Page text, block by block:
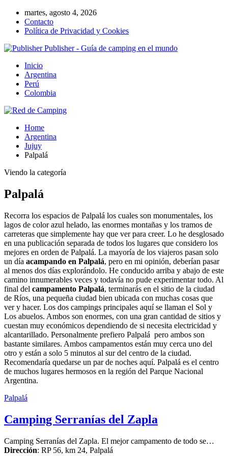
martes, agosto 4, 2026
Contacto
Política de Privacidad y Cookies
Publisher - Guía de camping en el mundo
Inicio
Argentina
Perú
Colombia
Home
Argentina
Jujuy
Palpalá
Viendo la categoría
Palpalá
Recorra los espacios de Palpalá los cuales son monumentales, los
lagos de color azul helado, las enormes montañas y los tramos de
carreteras que simplemente hay que ver para creer. Lo he desglosado
en una publicación separada de todos los lugares que considero los
mejores en orden de Palpalá. La mayoría de los viajeros pasan solo
un día acampando en Palpalá, pero en mi opinión, deberían pasar
al menos dos días explorándolo. He conducido arriba y abajo de este
camino innumerables veces y todavía no pude experimentar todo. Al
final del campamento Palpalá, terminarás en el sitio de la ciudad
de Ríos, una pequeña ciudad bien ubicada con muchas cosas que
ver y hacer. Los dos campings principales aquí se llaman el Sol y
Los abuelos. Ambos son enormes, con una gran cantidad de sitios y
cuestan muy económicos dependiendo de si necesita electricidad y
alcantarillado. Personalmente prefiero Palpalá pero ambos son
bastante similares. Ambos campamentos están muy cerca uno del
otro y están a solo 5 minutos al sur del centro de la ciudad.
Recomendaría quedarse un par de noches aquí. Palpalá es el centro
de muchos lugares hermosos en la región del Parque Nacional
Argentina.
Palpalá
Camping Serranías del Zapla
Camping Serranías del Zapla. El mejor campamento de todo se…
Dirección: RP 56, km 24, Palpalá